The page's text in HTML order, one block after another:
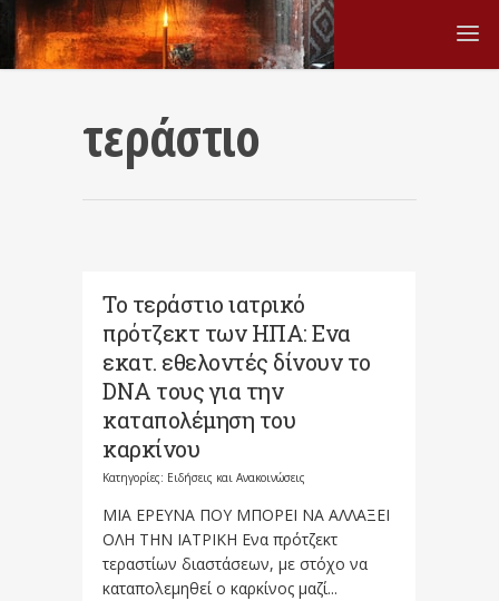
τεράστιο
Το τεράστιο ιατρικό
πρότζεκτ των ΗΠΑ: Ενα
εκατ. εθελοντές δίνουν το
DNA τους για την
καταπολέμηση του
καρκίνου
Κατηγορίες: Ειδήσεις και Ανακοινώσεις
ΜΙΑ ΕΡΕΥΝΑ ΠΟΥ ΜΠΟΡΕΙ ΝΑ ΑΛΛΑΞΕΙ
ΟΛΗ ΤΗΝ ΙΑΤΡΙΚΗ Ενα πρότζεκτ
τεραστίων διαστάσεων, με στόχο να
καταπολεμηθεί ο καρκίνος μαζί...